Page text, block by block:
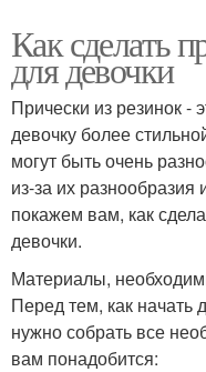
Как сделать
для девочки
Прически из резинок -
девочку более
могут быть очень
из-за их
покажем вам, как
девочки.
Материалы,
Перед тем, как начать
нужно собрать все
вам понадобится: